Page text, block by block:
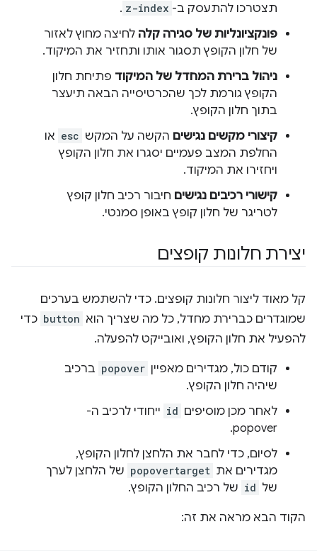
תצטרכו להתעסק ב- z-index
.
פונקציונליות של סגירה קלה לחיצה מחוץ לאזור
של חלון הקופץ תסגור אותו ותחזיר את המיקוד.
ניהול ברירת המחדל של המיקוד פתיחת חלון
הקופץ גורמת לכך שהכרטיסייה הבאה תיעצר
בתוך חלון הקופץ.
קיצורי מקשים נגישים הקשה על המקש esc או
החלפת המצב פעמיים יסגרו את חלון הקופץ
ויחזירו את המיקוד.
קישורי רכיבים נגישים חיבור רכיב חלון קופץ
לטריגר של חלון קופץ באופן סמנטי.
יצירת חלונות קופצים
קל מאוד ליצור חלונות קופצים. כדי להשתמש בערכים
שמוגדרים כברירת מחדל, כל מה שצריך הוא button כדי
להפעיל את חלון הקופץ, ואובייקט להפעלה.
קודם כול, מגדירים מאפיין popover ברכיב
שיהיה חלון הקופץ.
לאחר מכן מוסיפים id ייחודי לרכיב ה-
popover.
לסיום, כדי לחבר את הלחצן לחלון הקופץ,
מגדירים את popovertarget של הלחצן לערך
של id של רכיב החלון הקופץ.
הקוד הבא מראה את זה: